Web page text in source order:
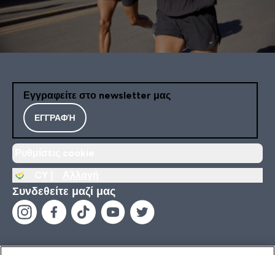
Εγγραφείτε στο newsletter μας
ΕΓΓΡΑΦΉ
Συνδεθείτε μαζί μας